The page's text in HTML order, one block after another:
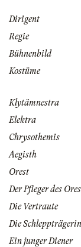
Dirigent
Regie
Bühnenbild
Kostüme
Klytämnestra
Elektra
Chrysothemis
Aegisth
Orest
Der Pfleger des
Die Vertraute
Die Schleppträgerin
Ein junger Diener